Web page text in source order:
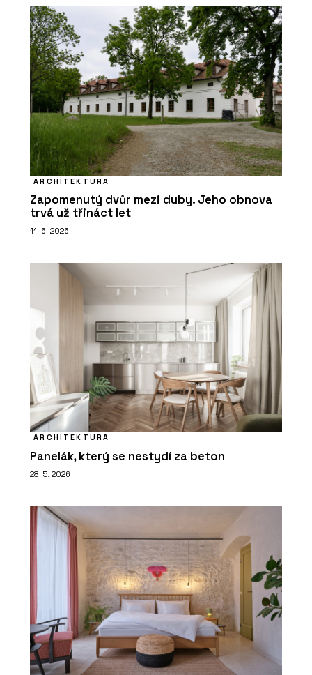
ARCHITEKTURA
Zapomenutý dvůr mezi duby. Jeho obnova
trvá už třináct let
11. 6. 2026
ARCHITEKTURA
Panelák, který se nestydí za beton
28. 5. 2026